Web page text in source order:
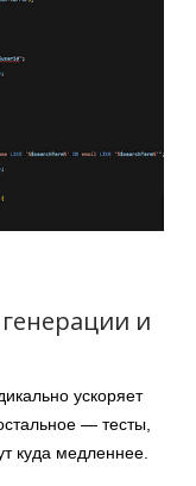
и
ускоряет
— тесты,
куда медленнее.